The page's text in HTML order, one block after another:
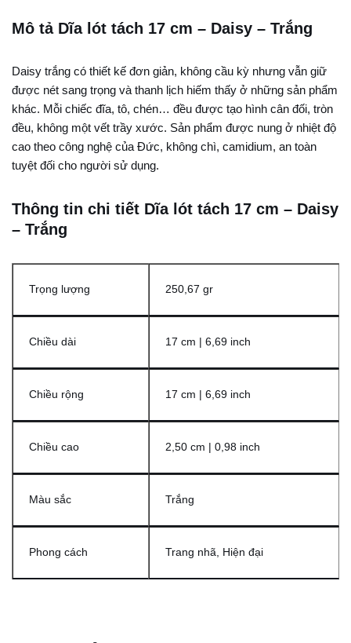
Mô tả Dĩa lót tách 17 cm – Daisy – Trắng
Daisy trắng có thiết kế đơn giản, không cầu kỳ nhưng vẫn giữ
được nét sang trọng và thanh lịch hiếm thấy ở những sản phẩm
khác. Mỗi chiếc đĩa, tô, chén… đều được tạo hình cân đối, tròn
đều, không một vết trầy xước. Sản phẩm được nung ở nhiệt độ
cao theo công nghệ của Đức, không chì, camidium, an toàn
tuyệt đối cho người sử dụng.
Thông tin chi tiết Dĩa lót tách 17 cm – Daisy
– Trắng
Trọng lượng 250,67 gr
Chiều dài 17 cm | 6,69 inch
Chiều rộng 17 cm | 6,69 inch
Chiều cao 2,50 cm | 0,98 inch
Màu sắc Trắng
Phong cách Trang nhã, Hiện đại